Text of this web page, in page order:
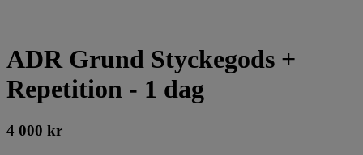
ADR Grund Styckegods +
Repetition - 1 dag
4 000 kr